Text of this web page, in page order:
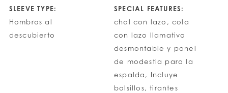
SLEEVE TYPE:
Hombros al
descubierto
SPECIAL FEATURES:
chal con lazo, cola
con lazo llamativo
desmontable y panel
de modestia para la
espalda, Incluye
bolsillos, tirantes